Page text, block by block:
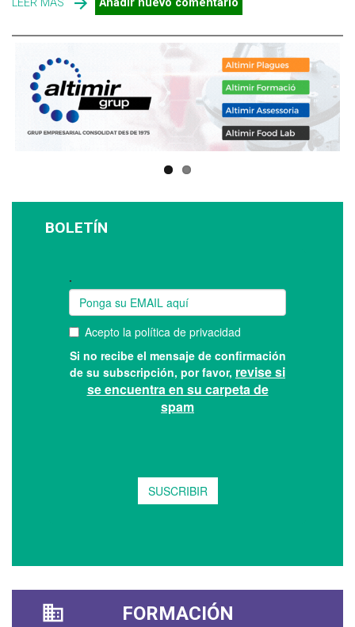
LEER MÁS SOBRE SERVICIOS PARA EL CONTROL DE AVES
PERJUDICIALES PARA LA ACTIVIDAD HUMANA: NUEVA
CUALIFICACIÓN PROFESIONAL SEA802_2
Añadir nuevo comentario
BOLETÍN
FORMACIÓN